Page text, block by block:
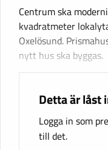
Centrum ska
kvadratmeter
Oxelösund.
nytt hus ska byggas.
Detta är låst
Logga in som
till det.